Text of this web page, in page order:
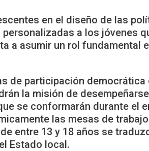
en el diseño de las
a los jóvenes
a asumir un rol fundamental
de participación democrática
la misión de
se conformarán durante el
las mesas de
entre 13 y 18 años se
Estado local.